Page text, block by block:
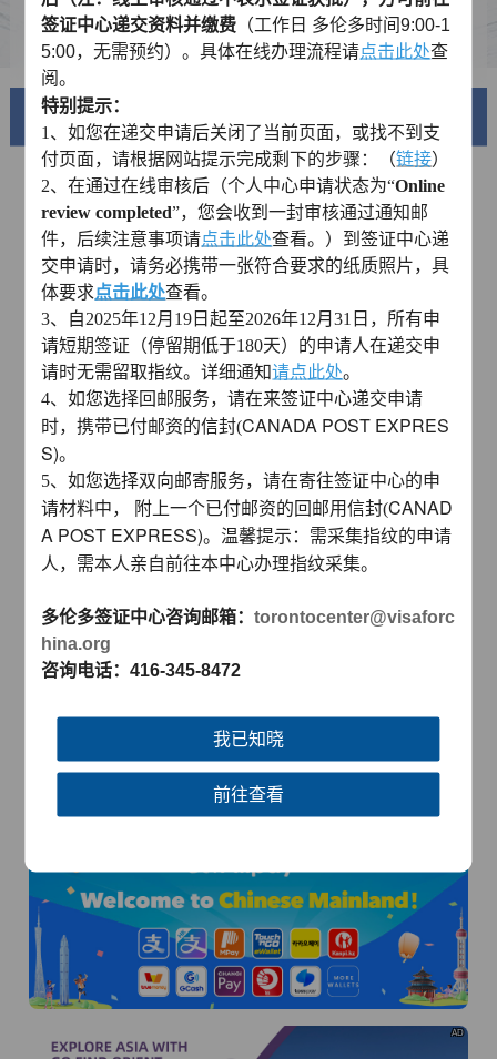
常见问题
美丽中国
锦绣华南
黄河流域以及蜿蜒曲折的1.8万公里海岸线
AD
签证中心递交资料并缴费 （工作日 多伦多时间9:00-1
5:00，无需预约）。具体在线办理流程请点击此处查
阅。
特别提示：
1、如您在递交申请后关闭了当前页面，或找不到支
付页面，请根据网站提示完成剩下的步骤：（链接）
2、在通过在线审核后（个人中心申请状态为“Online
review completed”，您会收到一封审核通过通知邮
件，后续注意事项请点击此处查看。）到签证中心递
交申请时，请务必携带一张符合要求的纸质照片，具
体要求点击此处查看。
3、自2025年12月19日起至2026年12月31日，所有申
请短期签证（停留期低于180天）的申请人在递交申
请时无需留取指纹。详细通知请点此处。
4、如您选择回邮服务，请在来签证中心递交申请
时，携带已付邮资的信封(CANADA POST EXPRES
S)。
5、如您选择双向邮寄服务，请在寄往签证中心的申
请材料中， 附上一个已付邮资的回邮用信封(CANAD
A POST EXPRESS)。温馨提示：需采集指纹的申请
人，需本人亲自前往本中心办理指纹采集。
多伦多签证中心咨询邮箱：torontocenter@visaforc
hina.org
咨询电话：416-345-8472
我已知晓
前往查看